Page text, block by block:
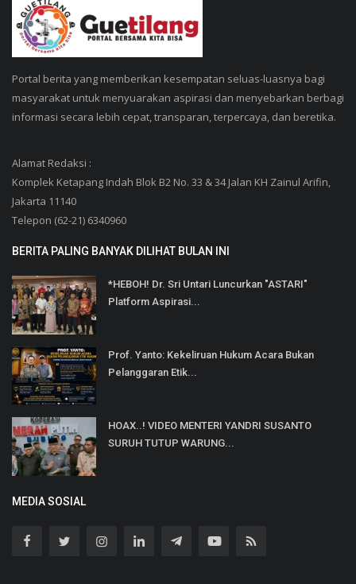
Portal berita yang memberikan kesempatan seluas-luasnya bagi
masyarakat untuk menyuarakan aspirasi dan menyebarkan berbagi
informasi secara lebih cepat, transparan, terpercaya, dan beretika.
Alamat Redaksi :
Komplek Ketapang Indah Blok B2 No. 33 & 34 Jalan KH Zainul Arifin,
Jakarta 11140
Telepon (62-21) 6340960
BERITA PALING BANYAK DILIHAT BULAN INI
*HEBOH! Dr. Sri Untari Luncurkan "ASTARI"
Platform Aspirasi...
Prof. Yanto: Kekeliruan Hukum Acara Bukan
Pelanggaran Etik...
HOAX..! VIDEO MENTERI YANDRI SUSANTO
SURUH TUTUP WARUNG...
MEDIA SOSIAL